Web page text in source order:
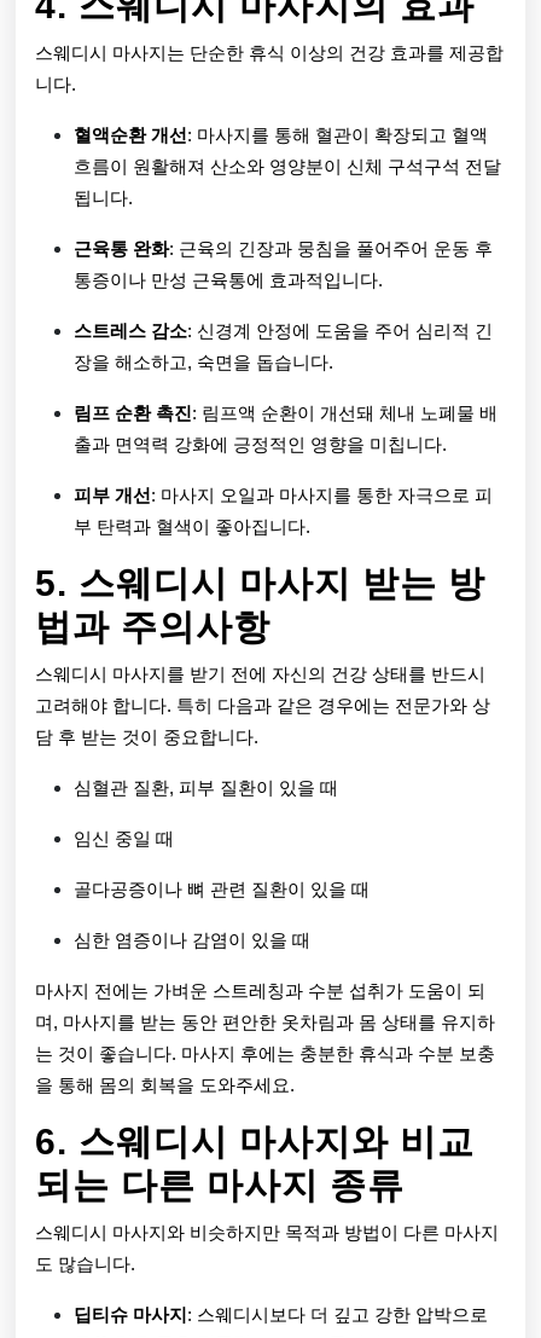
스웨디시 마사지는 단순한 휴식 이상의 건강 효과를 제공합
니다.
혈액순환 개선: 마사지를 통해 혈관이 확장되고 혈액
흐름이 원활해져 산소와 영양분이 신체 구석구석 전달
됩니다.
근육통 완화: 근육의 긴장과 뭉침을 풀어주어 운동 후
통증이나 만성 근육통에 효과적입니다.
스트레스 감소: 신경계 안정에 도움을 주어 심리적 긴
장을 해소하고, 숙면을 돕습니다.
림프 순환 촉진: 림프액 순환이 개선돼 체내 노폐물 배
출과 면역력 강화에 긍정적인 영향을 미칩니다.
피부 개선: 마사지 오일과 마사지를 통한 자극으로 피
부 탄력과 혈색이 좋아집니다.
5. 스웨디시 마사지 받는 방
법과 주의사항
스웨디시 마사지를 받기 전에 자신의 건강 상태를 반드시
고려해야 합니다. 특히 다음과 같은 경우에는 전문가와 상
담 후 받는 것이 중요합니다.
심혈관 질환, 피부 질환이 있을 때
임신 중일 때
골다공증이나 뼈 관련 질환이 있을 때
심한 염증이나 감염이 있을 때
마사지 전에는 가벼운 스트레칭과 수분 섭취가 도움이 되
며, 마사지를 받는 동안 편안한 옷차림과 몸 상태를 유지하
는 것이 좋습니다. 마사지 후에는 충분한 휴식과 수분 보충
을 통해 몸의 회복을 도와주세요.
6. 스웨디시 마사지와 비교
되는 다른 마사지 종류
스웨디시 마사지와 비슷하지만 목적과 방법이 다른 마사지
도 많습니다.
딥티슈 마사지: 스웨디시보다 더 깊고 강한 압박으로